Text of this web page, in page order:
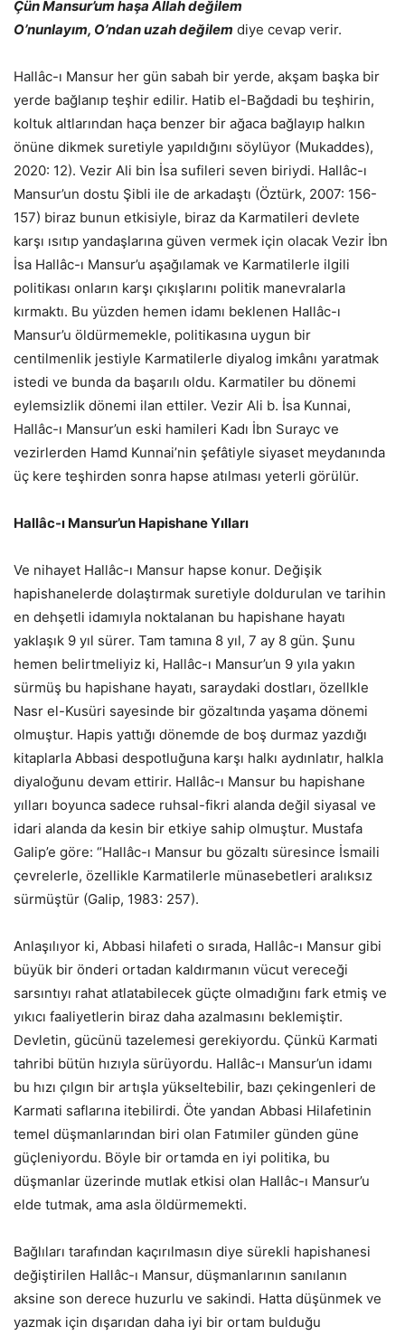
Çün Mansur’um haşa Allah değilem
O’nunlayım, O’ndan uzah değilem diye cevap verir.
Hallâc-ı Mansur her gün sabah bir yerde, akşam başka bir
yerde bağlanıp teşhir edilir. Hatib el-Bağdadi bu teşhirin,
koltuk altlarından haça benzer bir ağaca bağlayıp halkın
önüne dikmek suretiyle yapıldığını söylüyor (Mukaddes),
2020: 12). Vezir Ali bin İsa sufileri seven biriydi. Hallâc-ı
Mansur’un dostu Şibli ile de arkadaştı (Öztürk, 2007: 156-
157) biraz bunun etkisiyle, biraz da Karmatileri devlete
karşı ısıtıp yandaşlarına güven vermek için olacak Vezir İbn
İsa Hallâc-ı Mansur’u aşağılamak ve Karmatilerle ilgili
politikası onların karşı çıkışlarını politik manevralarla
kırmaktı. Bu yüzden hemen idamı beklenen Hallâc-ı
Mansur’u öldürmemekle, politikasına uygun bir
centilmenlik jestiyle Karmatilerle diyalog imkânı yaratmak
istedi ve bunda da başarılı oldu. Karmatiler bu dönemi
eylemsizlik dönemi ilan ettiler. Vezir Ali b. İsa Kunnai,
Hallâc-ı Mansur’un eski hamileri Kadı İbn Surayc ve
vezirlerden Hamd Kunnai’nin şefâtiyle siyaset meydanında
üç kere teşhirden sonra hapse atılması yeterli görülür.
Hallâc-ı Mansur’un Hapishane Yılları
Ve nihayet Hallâc-ı Mansur hapse konur. Değişik
hapishanelerde dolaştırmak suretiyle doldurulan ve tarihin
en dehşetli idamıyla noktalanan bu hapishane hayatı
yaklaşık 9 yıl sürer. Tam tamına 8 yıl, 7 ay 8 gün. Şunu
hemen belirtmeliyiz ki, Hallâc-ı Mansur’un 9 yıla yakın
sürmüş bu hapishane hayatı, saraydaki dostları, özellkle
Nasr el-Kusüri sayesinde bir gözaltında yaşama dönemi
olmuştur. Hapis yattığı dönemde de boş durmaz yazdığı
kitaplarla Abbasi despotluğuna karşı halkı aydınlatır, halkla
diyaloğunu devam ettirir. Hallâc-ı Mansur bu hapishane
yılları boyunca sadece ruhsal-fikri alanda değil siyasal ve
idari alanda da kesin bir etkiye sahip olmuştur. Mustafa
Galip’e göre: “Hallâc-ı Mansur bu gözaltı süresince İsmaili
çevrelerle, özellikle Karmatilerle münasebetleri aralıksız
sürmüştür (Galip, 1983: 257).
Anlaşılıyor ki, Abbasi hilafeti o sırada, Hallâc-ı Mansur gibi
büyük bir önderi ortadan kaldırmanın vücut vereceği
sarsıntıyı rahat atlatabilecek güçte olmadığını fark etmiş ve
yıkıcı faaliyetlerin biraz daha azalmasını beklemiştir.
Devletin, gücünü tazelemesi gerekiyordu. Çünkü Karmati
tahribi bütün hızıyla sürüyordu. Hallâc-ı Mansur’un idamı
bu hızı çılgın bir artışla yükseltebilir, bazı çekingenleri de
Karmati saflarına itebilirdi. Öte yandan Abbasi Hilafetinin
temel düşmanlarından biri olan Fatımiler günden güne
güçleniyordu. Böyle bir ortamda en iyi politika, bu
düşmanlar üzerinde mutlak etkisi olan Hallâc-ı Mansur’u
elde tutmak, ama asla öldürmemekti.
Bağlıları tarafından kaçırılmasın diye sürekli hapishanesi
değiştirilen Hallâc-ı Mansur, düşmanlarının sanılanın
aksine son derece huzurlu ve sakindi. Hatta düşünmek ve
yazmak için dışarıdan daha iyi bir ortam bulduğu